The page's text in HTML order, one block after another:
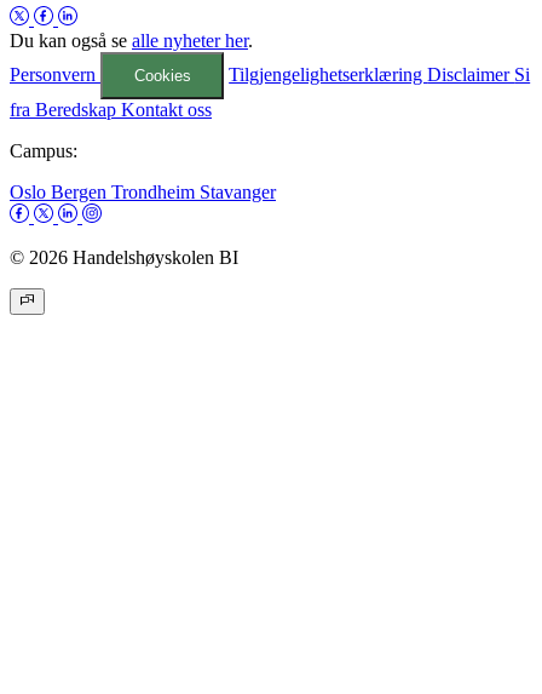
Du kan også se alle nyheter her.
Personvern
Cookies TilgjengelighetserklæringDisclaimer Si
fra Beredskap Kontakt oss
Campus:
Oslo Bergen Trondheim Stavanger
© 2026 Handelshøyskolen BI